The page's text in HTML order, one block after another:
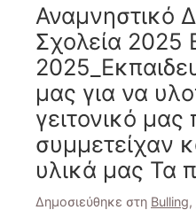
Αναμνηστικό
Σχολεία 2025
μας για να
γειτονικό
συμμετείχαν
υλικά μας Τα
Δημοσιεύθηκε στη Bulling,